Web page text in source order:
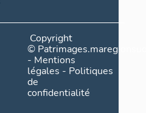
Copyright
©
- Mentions
légales - Politiques
de
confidentialité